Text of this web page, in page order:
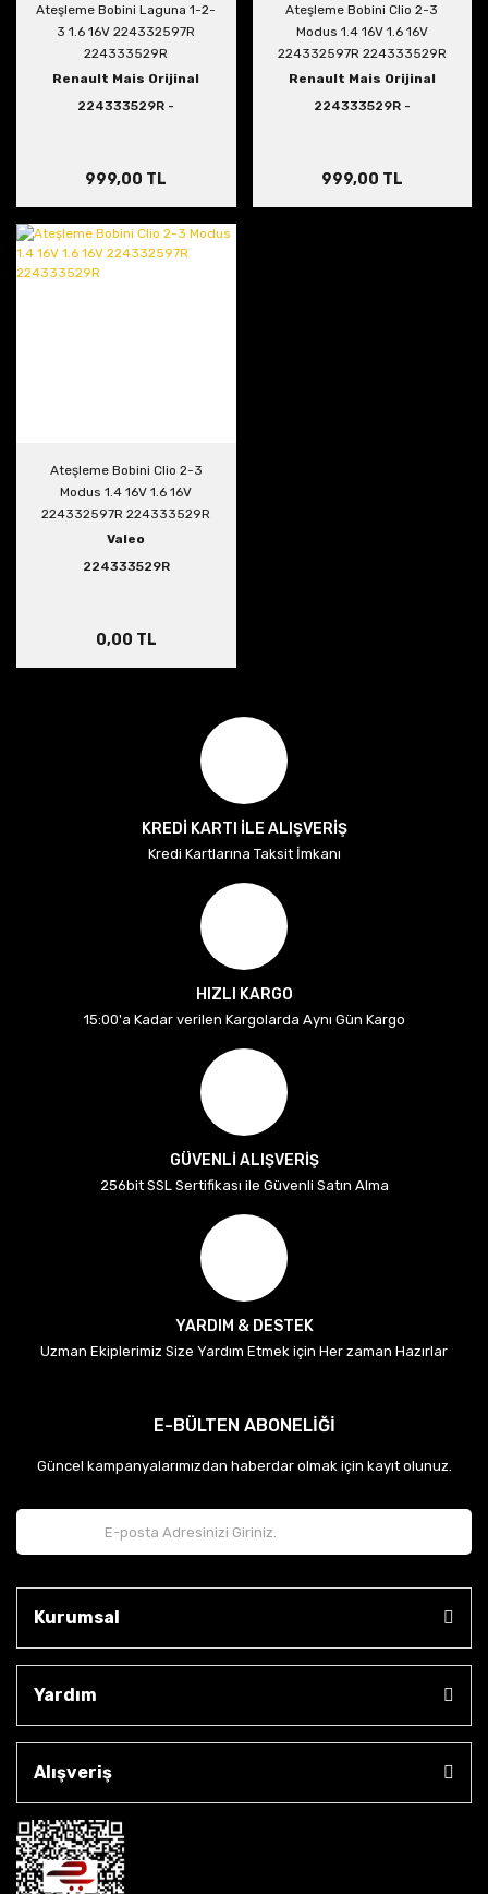
Ateşleme Bobini Laguna 1-2-
3 1.6 16V 224332597R
224333529R
Renault Mais Orijinal
224333529R -
999,00 TL
Ateşleme Bobini Clio 2-3
Modus 1.4 16V 1.6 16V
224332597R 224333529R
Renault Mais Orijinal
224333529R -
999,00 TL
Ateşleme Bobini Clio 2-3
Modus 1.4 16V 1.6 16V
224332597R 224333529R
Valeo
224333529R
0,00 TL
KREDİ KARTI İLE ALIŞVERİŞ
Kredi Kartlarına Taksit İmkanı
HIZLI KARGO
15:00'a Kadar verilen Kargolarda Aynı Gün Kargo
GÜVENLİ ALIŞVERİŞ
256bit SSL Sertifikası ile Güvenli Satın Alma
YARDIM & DESTEK
Uzman Ekiplerimiz Size Yardım Etmek için Her zaman Hazırlar
E-BÜLTEN ABONELİĞİ
Güncel kampanyalarımızdan haberdar olmak için kayıt olunuz.
Kurumsal
Yardım
Alışveriş